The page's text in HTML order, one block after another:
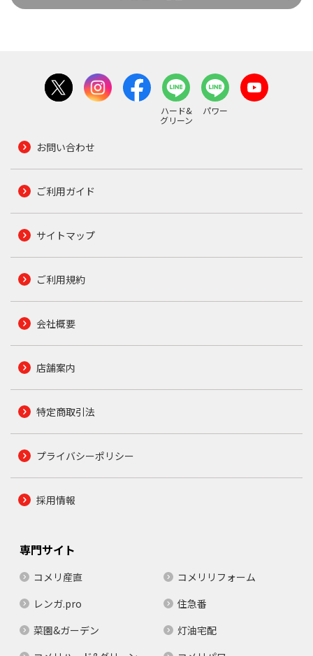
ハード&
グリーン
パワー
お問い合わせ
ご利用ガイド
サイトマップ
ご利用規約
会社概要
店舗案内
特定商取引法
プライバシーポリシー
採用情報
専門サイト
コメリ産直
コメリリフォーム
レンガ.pro
住急番
菜園&ガーデン
灯油宅配